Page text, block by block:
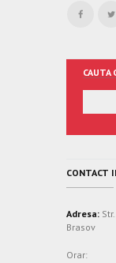
CAUTA
CONTACT
Adresa:
Brasov
Orar: